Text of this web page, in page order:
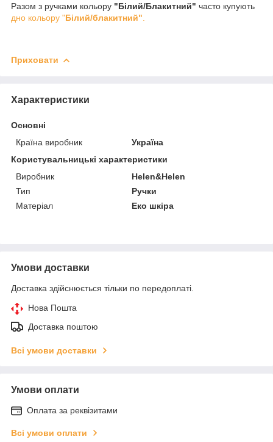
Разом з ручками кольору "Білий/Блакитний" часто купують
дно кольору "Білий/блакитний"
Приховати
Характеристики
Основні
Країна виробник
Україна
Користувальницькі характеристики
Виробник
Helen&Helen
Тип
Ручки
Матеріал
Еко шкіра
Умови доставки
Доставка здійснюється тільки по передоплаті.
Нова Пошта
Доставка поштою
Всі умови доставки
Умови оплати
Оплата за реквізитами
Всі умови оплати